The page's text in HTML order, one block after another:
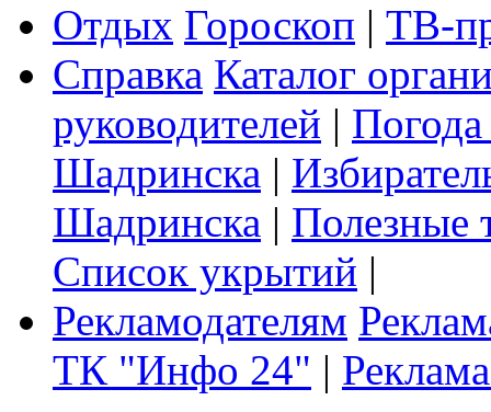
Отдых Гороскоп | ТВ-
Справка Каталог
руководителей |
Шадринска |
Шадринска | Полезные
Список укрытий |
Рекламодателям
ТК "Инфо 24" |